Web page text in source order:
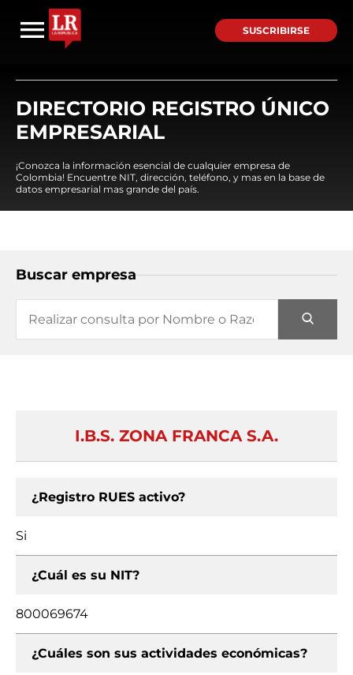
SUSCRIBIRSE
DIRECTORIO REGISTRO ÚNICO
EMPRESARIAL
¡Conozca la información esencial de cualquier empresa de
Colombia! Encuentre NIT, dirección, teléfono, y mas en la base de
datos empresarial mas grande del país.
Buscar empresa
I.B.S. ZONA FRANCA S.A.
¿Registro RUES activo?
Si
¿Cuál es su NIT?
800069674
¿Cuáles son sus actividades económicas?